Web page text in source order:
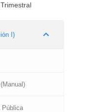
I)
Pública